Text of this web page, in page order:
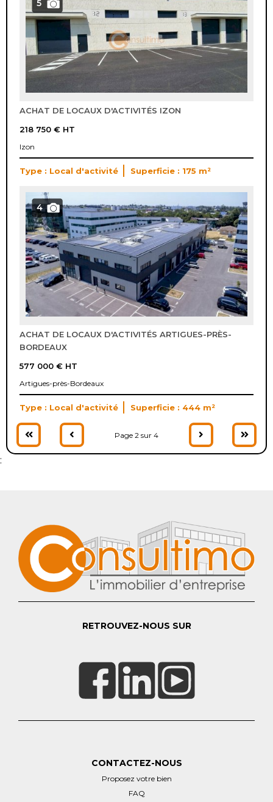
5
ACHAT DE LOCAUX D'ACTIVITÉS IZON
218 750 € HT
Izon
Type : Local d'activité Superficie : 175 m²
4
ACHAT DE LOCAUX D'ACTIVITÉS ARTIGUES-PRÈS-
BORDEAUX
577 000 € HT
Artigues-près-Bordeaux
Type : Local d'activité Superficie : 444 m²
Page 2 sur 4
:
RETROUVEZ-NOUS SUR
CONTACTEZ-NOUS
Proposez votre bien
FAQ